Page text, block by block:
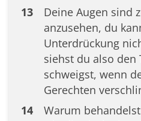
13
Deine Augen sind
anzusehen, du
Unterdrückung
siehst du also den
schweigst, wenn
Gerechten
14
Warum